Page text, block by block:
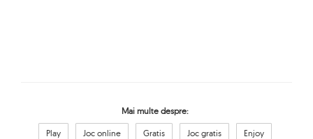
Mai multe despre:
Play Joc online Gratis Joc gratis
Enjoy